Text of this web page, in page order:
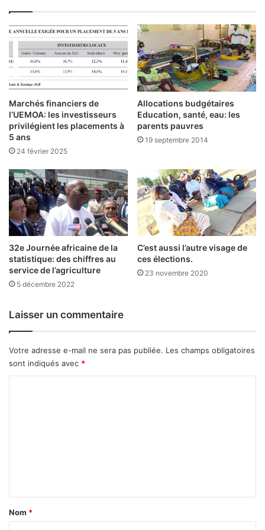
t
c
h
é
c
i
s
i
f
p
o
r
l
e
s
E
t
a
l
o
n
Marchés financiers de
l’UEMOA: les investisseurs
privilégient les placements à
5 ans
24 février 2025
Allocations budgétaires
Education, santé, eau: les
parents pauvres
19 septembre 2014
32e Journée africaine de la
statistique: des chiffres au
service de l’agriculture
5 décembre 2022
C’est aussi l’autre visage de
ces élections.
23 novembre 2020
Laisser un commentaire
Votre adresse e-mail ne sera pas publiée. Les champs obligatoires
sont indiqués avec *
a
Nom *